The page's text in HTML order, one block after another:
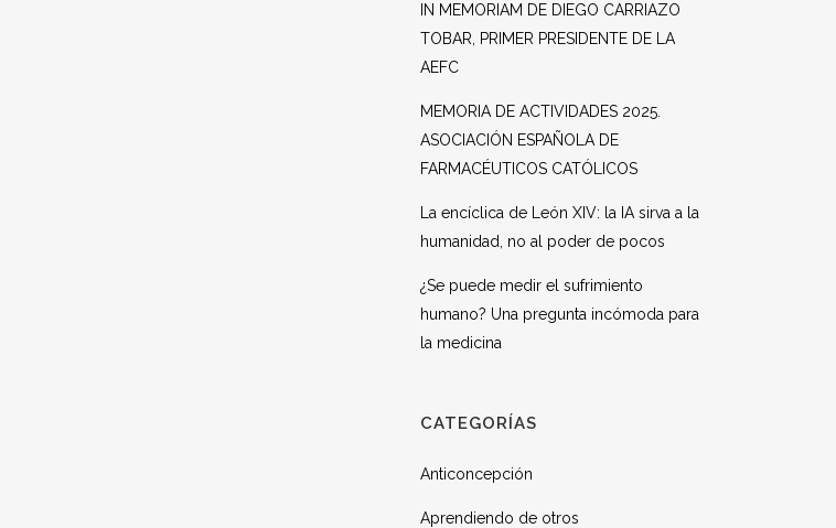
IN MEMORIAM DE DIEGO CARRIAZO
TOBAR, PRIMER PRESIDENTE DE LA
AEFC
MEMORIA DE ACTIVIDADES 2025.
ASOCIACIÓN ESPAÑOLA DE
FARMACÉUTICOS CATÓLICOS
La encíclica de León XIV: la IA sirva a la
humanidad, no al poder de pocos
¿Se puede medir el sufrimiento
humano? Una pregunta incómoda para
la medicina
CATEGORÍAS
Anticoncepción
Aprendiendo de otros